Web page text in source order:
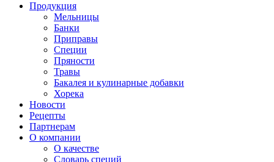
Продукция
Мельницы
Банки
Приправы
Специи
Пряности
Травы
Бакалея и кулинарные добавки
Хорека
Новости
Рецепты
Партнерам
О компании
О качестве
Словарь специй